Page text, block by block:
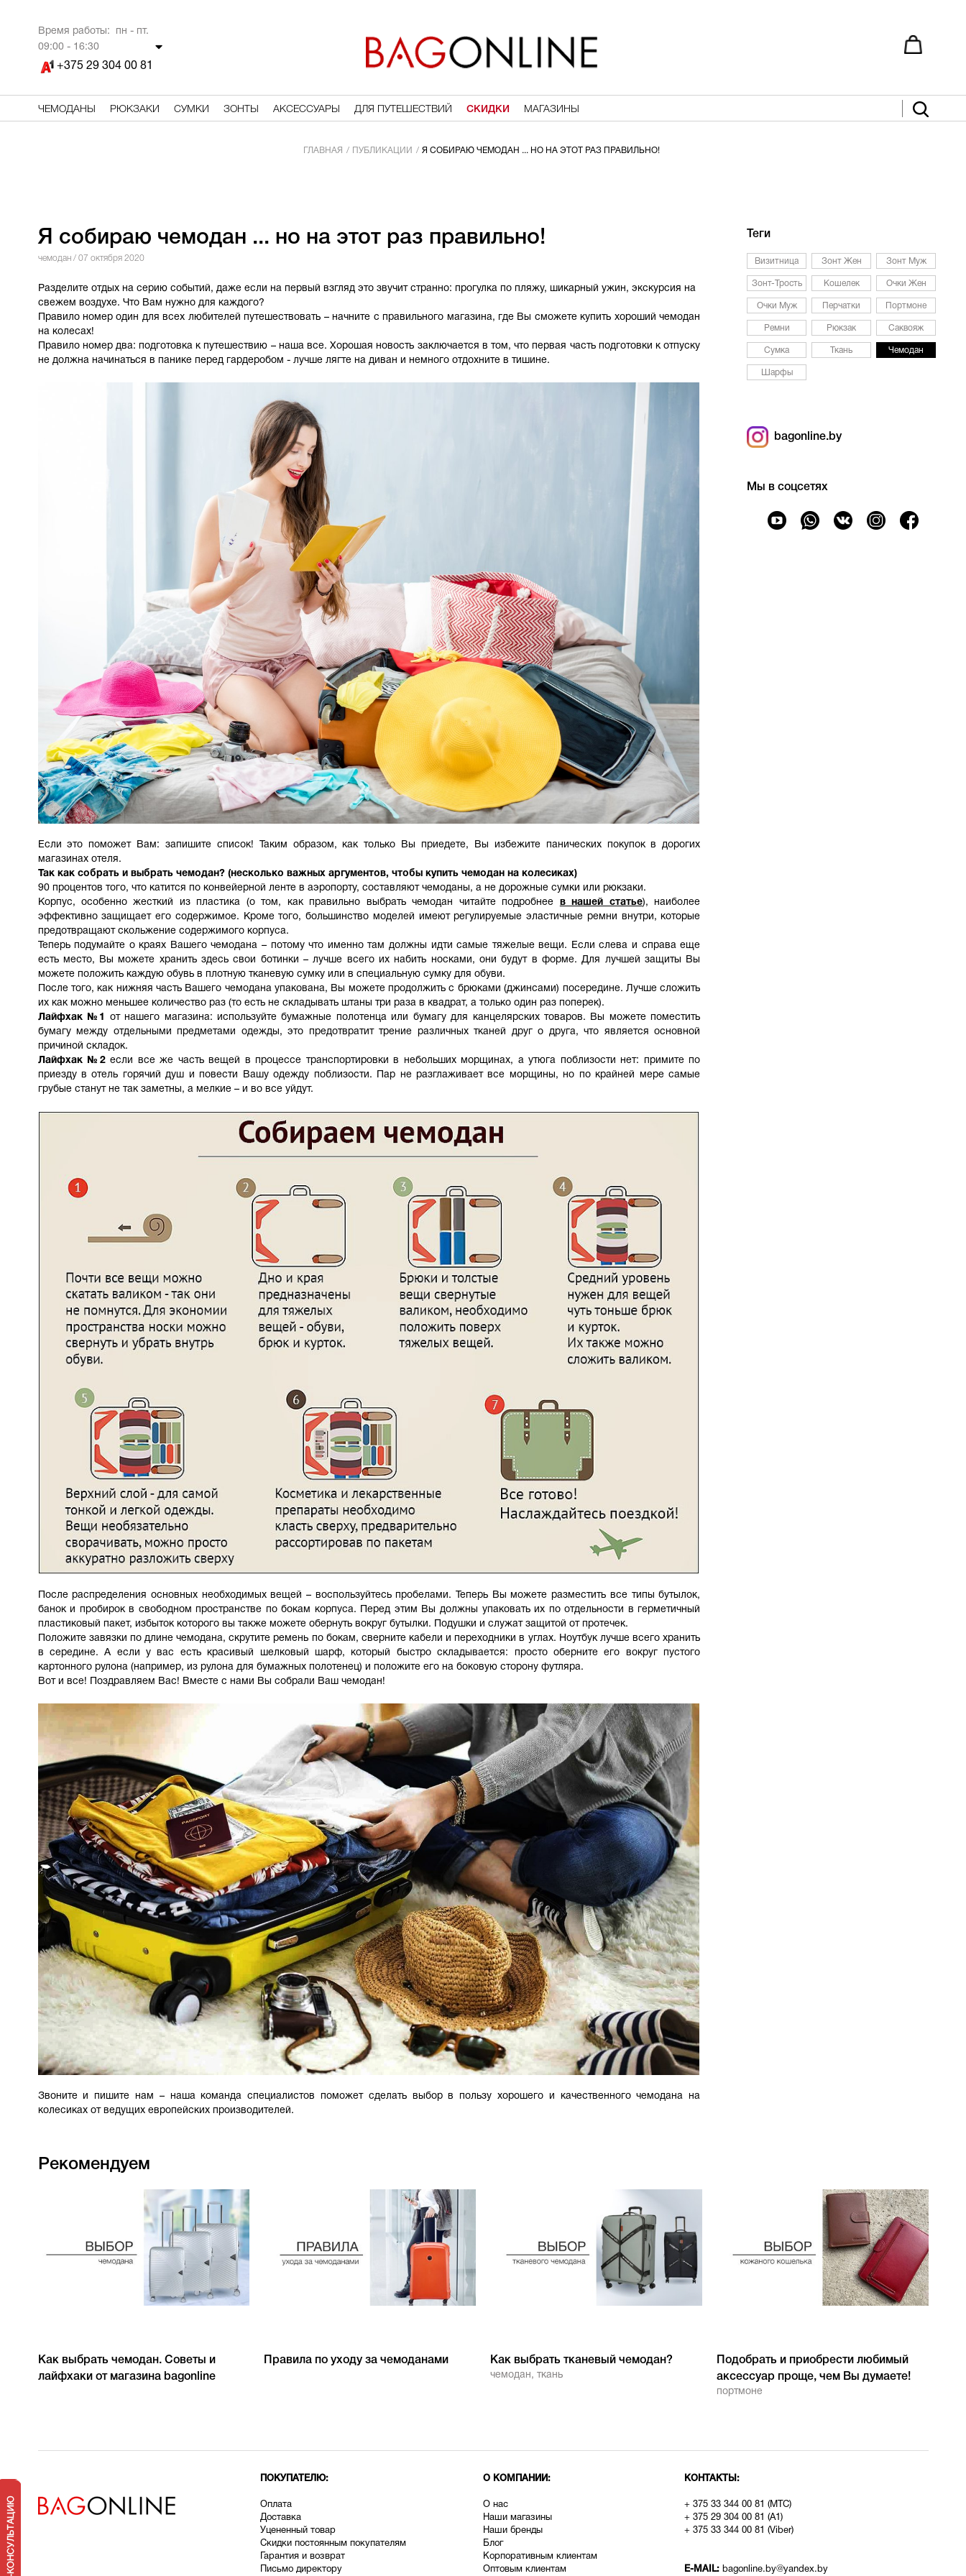
Время работы: пн - пт.
09:00 - 16:30
+375 29 304 00 81
ЧЕМОДАНЫ РЮКЗАКИ СУМКИ ЗОНТЫ АКСЕССУАРЫ ДЛЯ ПУТЕШЕСТВИЙ СКИДКИ МАГАЗИНЫ
ГЛАВНАЯ ПУБЛИКАЦИИ Я СОБИРАЮ ЧЕМОДАН ... НО НА ЭТОТ РАЗ ПРАВИЛЬНО!
Я собираю чемодан ... но на этот раз правильно!
чемодан/ 07 октября 2020
Разделите отдых на серию событий, даже если на первый взгляд это звучит странно: прогулка по пляжу, шикарный ужин, экскурсия на
свежем воздухе. Что Вам нужно для каждого?
Правило номер один для всех любителей путешествовать – начните с правильного магазина, где Вы сможете купить хороший чемодан
на колесах!
Правило номер два: подготовка к путешествию – наша все. Хорошая новость заключается в том, что первая часть подготовки к отпуску
не должна начинаться в панике перед гардеробом - лучше лягте на диван и немного отдохните в тишине.
Если это поможет Вам: запишите список! Таким образом, как только Вы приедете, Вы избежите панических покупок в дорогих
магазинах отеля.
Так как собрать и выбрать чемодан? (несколько важных аргументов, чтобы купить чемодан на колесиках)
90 процентов того, что катится по конвейерной ленте в аэропорту, составляют чемоданы, а не дорожные сумки или рюкзаки.
Корпус, особенно жесткий из пластика (о том, как правильно выбрать чемодан читайте подробнее в нашей статье), наиболее
эффективно защищает его содержимое. Кроме того, большинство моделей имеют регулируемые эластичные ремни внутри, которые
предотвращают скольжение содержимого корпуса.
Теперь подумайте о краях Вашего чемодана – потому что именно там должны идти самые тяжелые вещи. Если слева и справа еще
есть место, Вы можете хранить здесь свои ботинки – лучше всего их набить носками, они будут в форме. Для лучшей защиты Вы
можете положить каждую обувь в плотную тканевую сумку или в специальную сумку для обуви.
После того, как нижняя часть Вашего чемодана упакована, Вы можете продолжить с брюками (джинсами) посередине. Лучше сложить
их как можно меньшее количество раз (то есть не складывать штаны три раза в квадрат, а только один раз поперек).
Лайфхак №1
от нашего магазина: используйте бумажные полотенца или бумагу для канцелярских товаров. Вы можете поместить
бумагу между отдельными предметами одежды, это предотвратит трение различных тканей друг о друга, что является основной
причиной складок.
Лайфхак №2если все же часть вещей в процессе транспортировки в небольших морщинах, а утюга поблизости нет: примите по
приезду в отель горячий душ и повести Вашу одежду поблизости. Пар не разглаживает все морщины, но по крайней мере самые
грубые станут не так заметны, а мелкие – и во все уйдут.
После распределения основных необходимых вещей – воспользуйтесь пробелами. Теперь Вы можете разместить все типы бутылок,
банок и пробирок в свободном пространстве по бокам корпуса. Перед этим Вы должны упаковать их по отдельности в герметичный
пластиковый пакет, избыток которого вы также можете обернуть вокруг бутылки. Подушки и служат защитой от протечек.
Положите завязки по длине чемодана, скрутите ремень по бокам, сверните кабели и переходники в углах. Ноутбук лучше всего хранить
в середине. А если у вас есть красивый шелковый шарф, который быстро складывается: просто оберните его вокруг пустого
картонного рулона (например, из рулона для бумажных полотенец) и положите его на боковую сторону футляра.
Вот и все! Поздравляем Вас! Вместе с нами Вы собрали Ваш чемодан!
Звоните и пишите нам – наша команда специалистов поможет сделать выбор в пользу хорошего и качественного чемодана на
колесиках от ведущих европейских производителей.
Теги
Визитница Зонт Жен Зонт Муж
Зонт-Трость Кошелек Очки Жен
Очки Муж Перчатки Портмоне
Ремни Рюкзак Саквояж
Сумка Ткань Чемодан
Шарфы
bagonline.by
Мы в соцсетях
Рекомендуем
Как выбрать чемодан. Советы и
лайфхаки от магазина bagonline
Правила по уходу за чемоданами Как выбрать тканевый чемодан?
чемодан, ткань
Подобрать и приобрести любимый
аксессуар проще, чем Вы думаете!
портмоне
ПОКУПАТЕЛЮ:
Оплата
Доставка
Уцененный товар
Скидки постоянным покупателям
Гарантия и возврат
Письмо директору
О КОМПАНИИ:
О нас
Наши магазины
Наши бренды
Блог
Корпоративным клиентам
Оптовым клиентам
КОНТАКТЫ:
+ 375 33 344 00 81 (МТС)
+ 375 29 304 00 81 (A1)
+ 375 33 344 00 81 (Viber)
E-MAIL: bagonline.by@yandex.by